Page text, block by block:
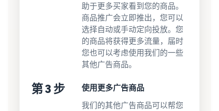
助于更多买家看到您的商品。
商品推广会立即推出，您可以
选择自动或手动定向投放。您
的商品将获得更多流量，届时
您也可以考虑使用我们的一些
其他广告商品。
第 3 步
使用更多广告商品
我们的其他广告商品可以帮您